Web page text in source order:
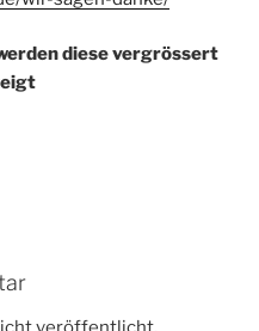
diese vergrössert